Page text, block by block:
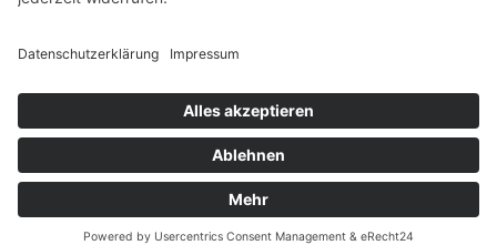
alle Termine im Überblick
© Paul Sodamin Presseberichte Links AGB
Impressum Datenschutz